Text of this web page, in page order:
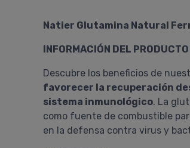
Natier Glutamina Natural
INFORMACIÓN DEL PRODUCTO
Descubre los beneficios de
favorecer la recuperación
sistema inmunológico. La
como fuente de combustible
en la defensa contra virus y